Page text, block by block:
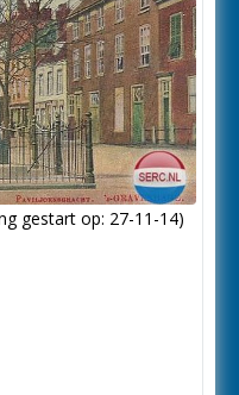
gestart op: 27-11-14)